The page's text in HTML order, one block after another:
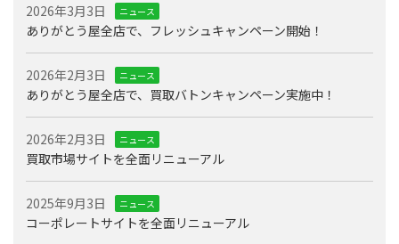
2026年3月3日 ニュース
ありがとう屋全店で、フレッシュキャンペーン開始！
2026年2月3日 ニュース
ありがとう屋全店で、買取バトンキャンペーン実施中！
2026年2月3日 ニュース
買取市場サイトを全面リニューアル
2025年9月3日 ニュース
コーポレートサイトを全面リニューアル